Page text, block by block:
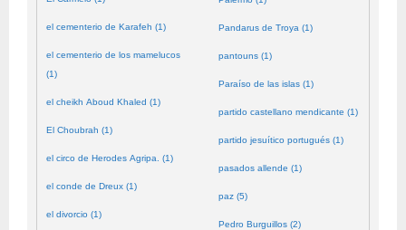
el cementerio de Karafeh (1)
el cementerio de los mamelucos
(1)
el cheikh Aboud Khaled (1)
El Choubrah (1)
el circo de Herodes Agripa. (1)
el conde de Dreux (1)
el divorcio (1)
Pandarus de Troya (1)
pantouns (1)
Paraíso de las islas (1)
partido castellano mendicante (1)
partido jesuítico portugués (1)
pasados allende (1)
paz (5)
Pedro Burguillos (2)